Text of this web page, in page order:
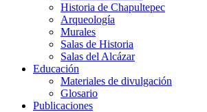
Historia de Chapultepec
Arqueología
Murales
Salas de Historia
Salas del Alcázar
Educación
Materiales de divulgación
Glosario
Publicaciones